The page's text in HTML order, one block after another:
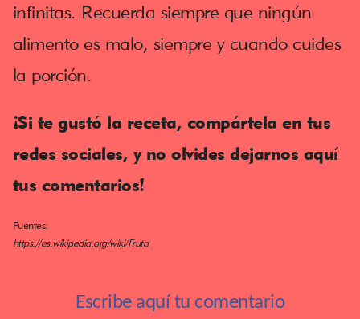
infinitas. Recuerda siempre que ningún
alimento es malo, siempre y cuando cuides
la porción.
¡Si te gustó la receta, compártela en tus
redes sociales, y no olvides dejarnos aquí
tus comentarios!
Fuentes:
https://es.wikipedia.org/wiki/Fruta
Escribe aquí tu comentario